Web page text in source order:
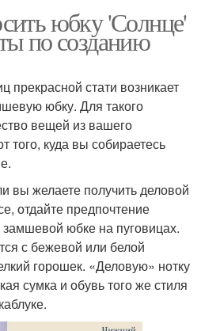
юбку 'Солнце'
по созданию
прекрасной стати возникает
юбку. Для такого
вещей из вашего
того, куда вы собираетесь
вы желаете получить деловой
отдайте предпочтение
юбке на пуговицах.
с бежевой или белой
горошек. «Деловую» нотку
сумка и обувь того же стиля